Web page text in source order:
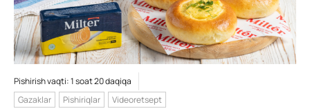
Pishirish vaqti: 1 soat 20 daqiqa
Gazaklar
Pishiriqlar Videoretsept